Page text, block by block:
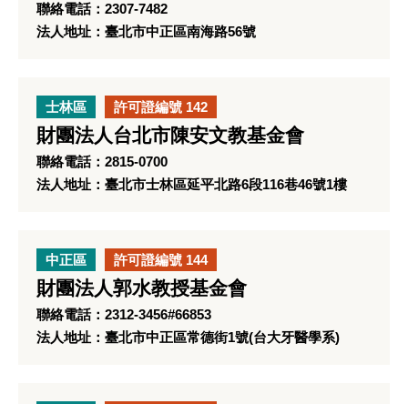
聯絡電話：2307-7482
法人地址：臺北市中正區南海路56號
士林區 許可證編號 142
財團法人台北市陳安文教基金會
聯絡電話：2815-0700
法人地址：臺北市士林區延平北路6段116巷46號1樓
中正區 許可證編號 144
財團法人郭水教授基金會
聯絡電話：2312-3456#66853
法人地址：臺北市中正區常德街1號(台大牙醫學系)